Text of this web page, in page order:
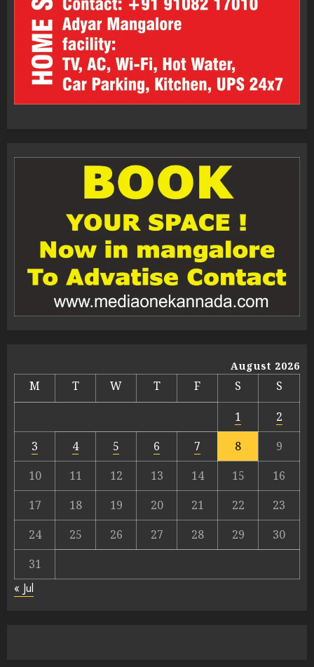
August 2026
M T W T F S
S
1
2
3
4 5 6 7 8
9
10
11 12 13 14 15
16
17
18 19 20 21 22
23
24
25 26 27 28 29
30
31
« Jul